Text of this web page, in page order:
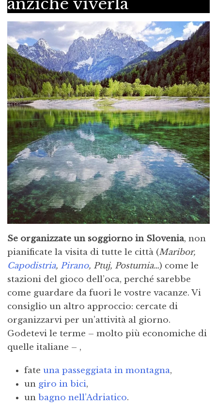
anziché viverla
Se organizzate un soggiorno in Slovenia, non
pianificate la visita di tutte le città (Maribor,
Capodistria, Pirano, Ptuj, Postumia…) come le
stazioni del gioco dell’oca, perché sarebbe
come guardare da fuori le vostre vacanze. Vi
consiglio un altro approccio: cercate di
organizzarvi per un’attività al giorno.
Godetevi le terme – molto più economiche di
quelle italiane – ,
fate una passeggiata in montagna,
un giro in bici,
un bagno nell’Adriatico.